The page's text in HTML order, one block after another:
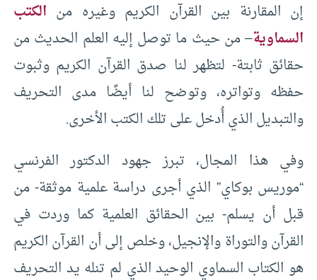
إن المقارنة بين القرآن الكريم وغيره من الكتب
السماوية– من حيث ما توصل إليه العلم الحديث من
حقائق ثابتة- لتظهر لنا صدق القرآن الكريم وثبوت
حفظه وتواتره، وتوضح لنا أيضًا مدى التحريف
والتبديل الذي أُدخل على تلك الكتب الأخرى.
وفي هذا المجال، تبرز جهود الدكتور الفرنسي
“موريس بوكاي” الذي أجرى دراسة علمية موثقة- من
قبل أن يسلم- بين الحقائق العلمية كما وردت في
القرآن والتوراة والإنجيل، وخلص إلى أن القرآن الكريم
هو الكتاب السماوي الوحيد الذي لم تنله يد التحريف